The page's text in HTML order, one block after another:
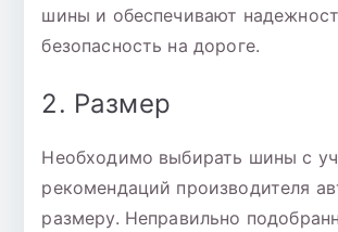
шины и обеспечивают
безопасность на дороге.
2. Размер
Необходимо выбирать шины с
рекомендаций производителя
размеру. Неправильно